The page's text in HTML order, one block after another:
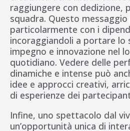
raggiungere con dedizione,
squadra. Questo
particolarmente con i
incoraggiandoli a portare lo
impegno e innovazione nel
quotidiano. Vedere delle
dinamiche e intense può
idee e approcci creativi,
di esperienze dei
Infine, uno spettacolo dal
un’opportunità unica di